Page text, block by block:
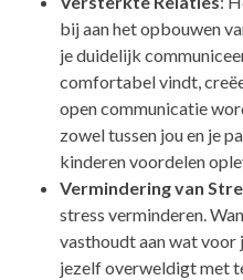
bij aan het opbouwen
je duidelijk
comfortabel vindt,
open communicatie
zowel tussen jou en je
kinderen voordelen
Vermindering van
stress verminderen.
vasthoudt aan wat
jezelf overweldigt met